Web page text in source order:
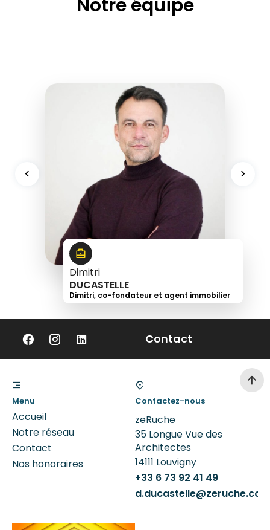
Notre équipe
Dimitri
DUCASTELLE
Dimitri, co-fondateur et agent immobilier
+33
92
41
49
Contact
Menu
Accueil
Notre réseau
Contact
Nos honoraires
Contactez-nous
zeRuche
35 Longue Vue des
Architectes
14111 Louvigny
+33 6 73 92 41 49
d.ducastelle@zeruche.com